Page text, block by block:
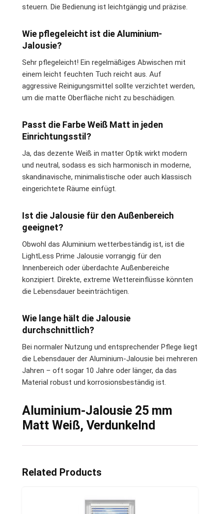
steuern. Die Bedienung ist leichtgängig und präzise.
Wie pflegeleicht ist die Aluminium-
Jalousie?
Sehr pflegeleicht! Ein regelmäßiges Abwischen mit
einem leicht feuchten Tuch reicht aus. Auf
aggressive Reinigungsmittel sollte verzichtet werden,
um die matte Oberfläche nicht zu beschädigen.
Passt die Farbe Weiß Matt in jeden
Einrichtungsstil?
Ja, das dezente Weiß in matter Optik wirkt modern
und neutral, sodass es sich harmonisch in moderne,
skandinavische, minimalistische oder auch klassisch
eingerichtete Räume einfügt.
Ist die Jalousie für den Außenbereich
geeignet?
Obwohl das Aluminium wetterbeständig ist, ist die
LightLess Prime Jalousie vorrangig für den
Innenbereich oder überdachte Außenbereiche
konzipiert. Direkte, extreme Wettereinflüsse könnten
die Lebensdauer beeinträchtigen.
Wie lange hält die Jalousie
durchschnittlich?
Bei normaler Nutzung und entsprechender Pflege liegt
die Lebensdauer der Aluminium-Jalousie bei mehreren
Jahren – oft sogar 10 Jahre oder länger, da das
Material robust und korrosionsbeständig ist.
Aluminium-Jalousie 25 mm
Matt Weiß, Verdunkelnd
Related Products